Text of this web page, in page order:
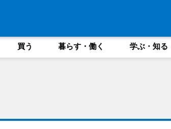
買う 暮らす・働く 学ぶ・知る